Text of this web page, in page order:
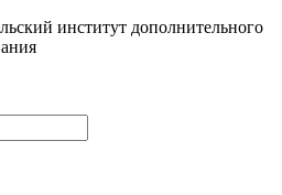
институт дополнительного